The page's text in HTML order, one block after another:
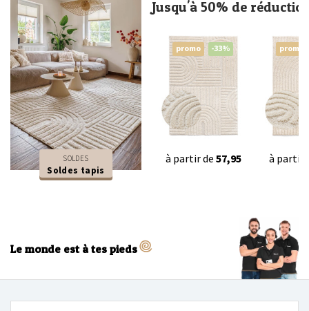
SOLDES
Soldes tapis
Jusqu'à 50% de
promo -33%
à partir de 57,95
promo
à partir
Le monde est à tes pieds